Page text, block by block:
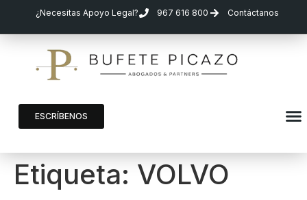
¿Necesitas Apoyo Legal? 967 616 800 Contáctanos
ESCRÍBENOS
Etiqueta: VOLVO